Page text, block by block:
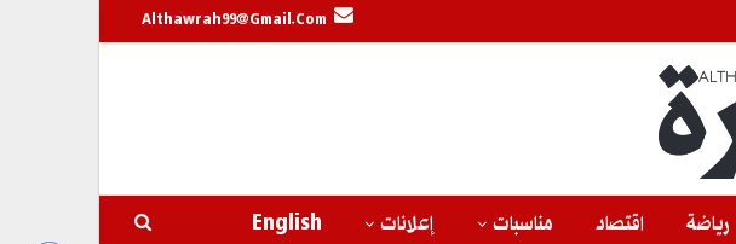
Althawrah99@gmail.com
رياضة اقتصاد مناسبات إعلانات English